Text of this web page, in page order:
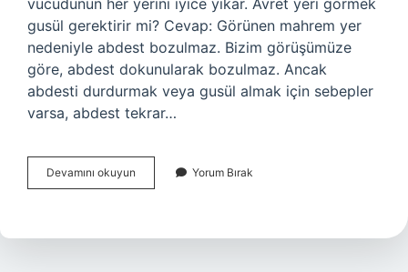
vücudunun her yerini iyice yıkar. Avret yeri görmek
gusül gerektirir mi? Cevap: Görünen mahrem yer
nedeniyle abdest bozulmaz. Bizim görüşümüze
göre, abdest dokunularak bozulmaz. Ancak
abdesti durdurmak veya gusül almak için sebepler
varsa, abdest tekrar…
Devamını okuyun
Abdesti
Neresi
Yorum Bırak